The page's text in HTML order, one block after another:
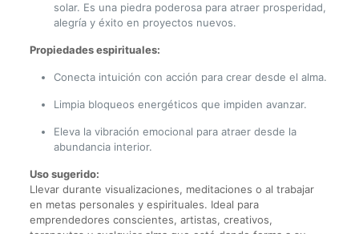
solar. Es una piedra poderosa para atraer prosperidad,
alegría y éxito en proyectos nuevos.
Propiedades espirituales:
Conecta intuición con acción para crear desde el alma.
Limpia bloqueos energéticos que impiden avanzar.
Eleva la vibración emocional para atraer desde la
abundancia interior.
Uso sugerido:
Llevar durante visualizaciones, meditaciones o al trabajar
en metas personales y espirituales. Ideal para
emprendedores conscientes, artistas, creativos,